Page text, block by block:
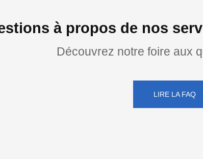
à propos de nos
Découvrez notre foire aux
LIRE LA FAQ